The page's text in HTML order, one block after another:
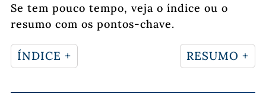
Se tem pouco tempo, veja o índice ou o
resumo com os pontos-chave.
ÍNDICE + RESUMO +